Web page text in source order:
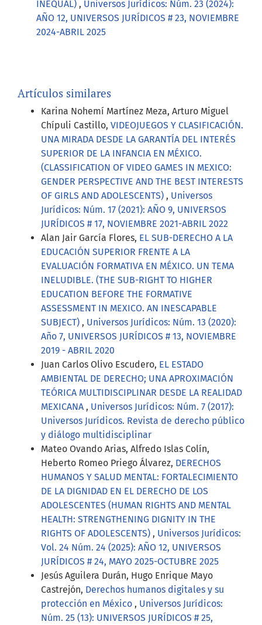
INEQUAL) , Universos Jurídicos: Núm. 23 (2024):
AÑO 12, UNIVERSOS JURÍDICOS # 23, NOVIEMBRE
2024-ABRIL 2025
Artículos similares
Karina Nohemí Martínez Meza, Arturo Miguel
Chípuli Castillo, VIDEOJUEGOS Y CLASIFICACIÓN.
UNA MIRADA DESDE LA GARANTÍA DEL INTERÉS
SUPERIOR DE LA INFANCIA EN MÉXICO.
(CLASSIFICATION OF VIDEO GAMES IN MEXICO:
GENDER PERSPECTIVE AND THE BEST INTERESTS
OF GIRLS AND ADOLESCENTS) , Universos
Jurídicos: Núm. 17 (2021): AÑO 9, UNIVERSOS
JURÍDICOS # 17, NOVIEMBRE 2021-ABRIL 2022
Alan Jair García Flores, EL SUB-DERECHO A LA
EDUCACIÓN SUPERIOR FRENTE A LA
EVALUACIÓN FORMATIVA EN MÉXICO. UN TEMA
INELUDIBLE. (THE SUB-RIGHT TO HIGHER
EDUCATION BEFORE THE FORMATIVE
ASSESSMENT IN MEXICO. AN INESCAPABLE
SUBJECT) , Universos Jurídicos: Núm. 13 (2020):
Año 7, UNIVERSOS JURÍDICOS # 13, NOVIEMBRE
2019 - ABRIL 2020
Juan Carlos Olivo Escudero, EL ESTADO
AMBIENTAL DE DERECHO; UNA APROXIMACIÓN
TEÓRICA MULTIDISCIPLINAR DESDE LA REALIDAD
MEXICANA , Universos Jurídicos: Núm. 7 (2017):
Universos Jurídicos. Revista de derecho público
y diálogo multidisciplinar
Mateo Ovando Arias, Alfredo Islas Colín,
Heberto Romeo Priego Álvarez, DERECHOS
HUMANOS Y SALUD MENTAL: FORTALECIMIENTO
DE LA DIGNIDAD EN EL DERECHO DE LOS
ADOLESCENTES (HUMAN RIGHTS AND MENTAL
HEALTH: STRENGTHENING DIGNITY IN THE
RIGHTS OF ADOLESCENTS) , Universos Jurídicos:
Vol. 24 Núm. 24 (2025): AÑO 12, UNIVERSOS
JURÍDICOS # 24, MAYO 2025-OCTUBRE 2025
Jesús Aguilera Durán, Hugo Enrique Mayo
Castrejón, Derechos humanos digitales y su
protección en México , Universos Jurídicos:
Núm. 25 (13): UNIVERSOS JURÍDICOS # 25,